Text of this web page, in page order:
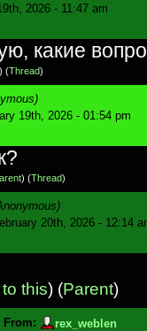
2026 - 11:47 am
какие
) (Thread)
19th, 2026 - 01:54 pm
) (Thread)
20th, 2026 - 12:14
this) (Parent)
From:
rex_weblen